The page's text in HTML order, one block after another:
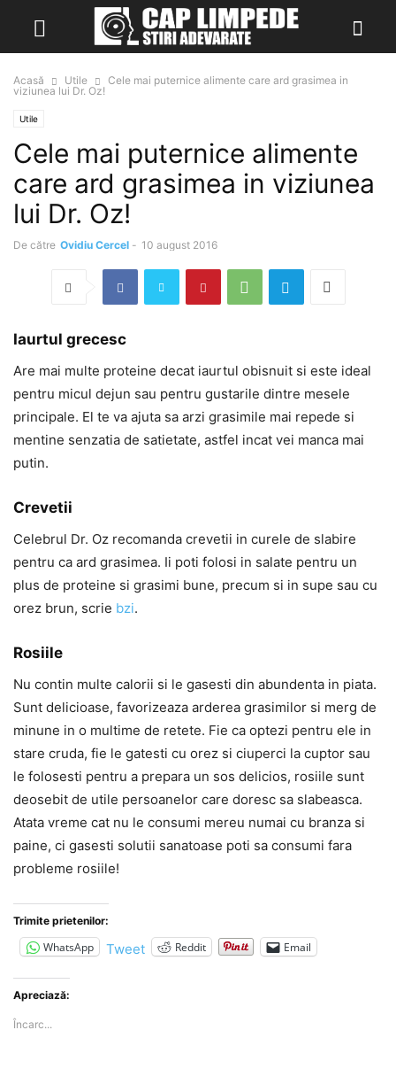
Acasă Utile
Cele mai puternice alimente care ard grasimea in
viziunea lui Dr. Oz!
Utile
Cele mai puternice alimente
care ard grasimea in viziunea
lui Dr. Oz!
De către Ovidiu Cercel - 10 august 2016
Iaurtul grecesc
Are mai multe proteine decat iaurtul obisnuit si este ideal
pentru micul dejun sau pentru gustarile dintre mesele
principale. El te va ajuta sa arzi grasimile mai repede si
mentine senzatia de satietate, astfel incat vei manca mai
putin.
Crevetii
Celebrul Dr. Oz recomanda crevetii in curele de slabire
pentru ca ard grasimea. Ii poti folosi in salate pentru un
plus de proteine si grasimi bune, precum si in supe sau cu
orez brun, scrie bzi.
Rosiile
Nu contin multe calorii si le gasesti din abundenta in piata.
Sunt delicioase, favorizeaza arderea grasimilor si merg de
minune in o multime de retete. Fie ca optezi pentru ele in
stare cruda, fie le gatesti cu orez si ciuperci la cuptor sau
le folosesti pentru a prepara un sos delicios, rosiile sunt
deosebit de utile persoanelor care doresc sa slabeasca.
Atata vreme cat nu le consumi mereu numai cu branza si
paine, ci gasesti solutii sanatoase poti sa consumi fara
probleme rosiile!
Trimite prietenilor:
WhatsApp Tweet Reddit Email
Apreciază:
Încarc...